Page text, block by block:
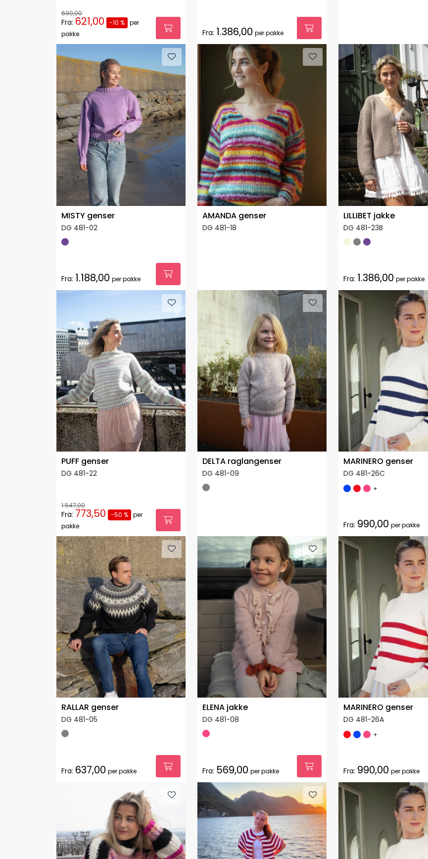
690,00
Fra: 621,00 -10 % per
pakke
Fra: 1.386,00 per pakke
MISTY genser
DG 481-02
Fra: 1.188,00 per pakke
AMANDA genser
DG 481-18
LILLIBET jakke
DG 481-23B
Fra: 1.386,00 per pakke
PUFF genser
DG 481-22
1.547,00
Fra: 773,50 -50 % per
pakke
DELTA raglangenser
DG 481-09
MARINERO genser
DG 481-26C
+
Fra: 990,00 per pakke
RALLAR genser
DG 481-05
Fra: 637,00 per pakke
ELENA jakke
DG 481-08
Fra: 569,00 per pakke
MARINERO genser
DG 481-26A
+
Fra: 990,00 per pakke